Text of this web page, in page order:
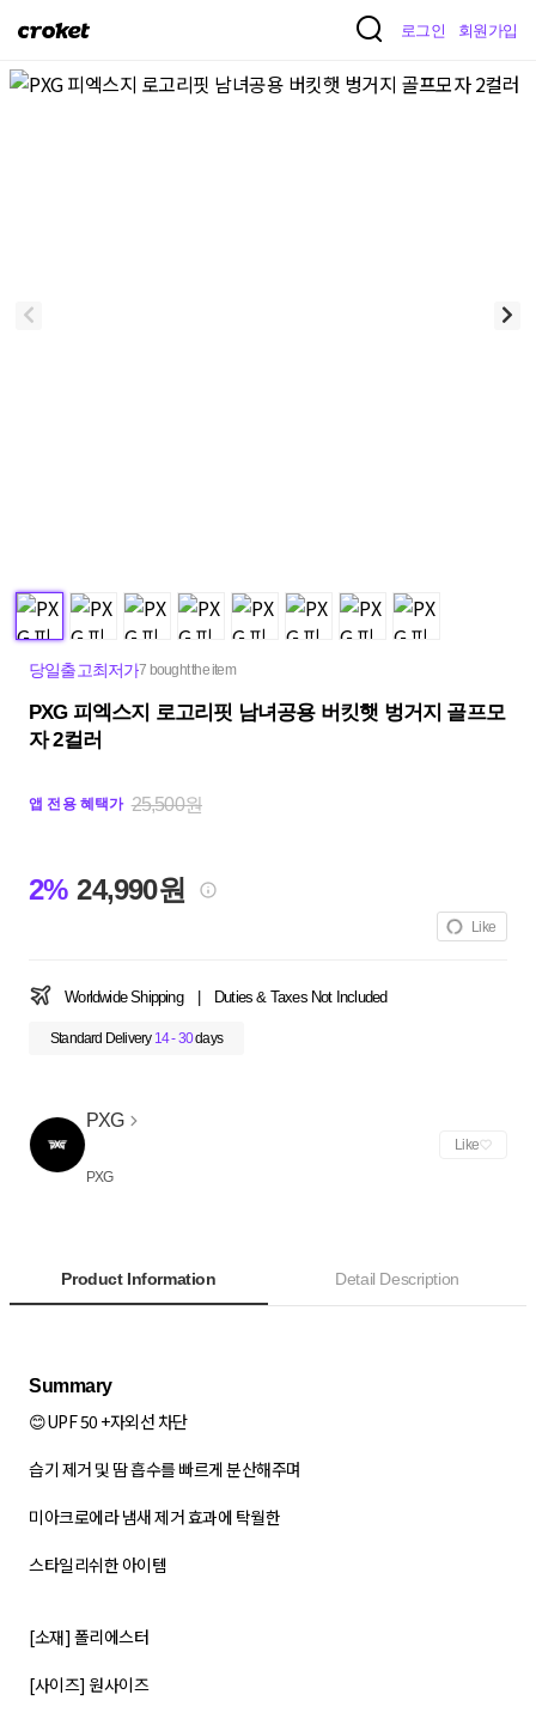
크
켓
로그인 회원가입
당일출고최저가7 bought the item
PXG 피엑스지 로고리핏 남녀공용 버킷햇 벙거지 골프모
자 2컬러
앱 전용 혜택가 25,500원
2% 24,990원
Like
Worldwide Shipping Duties & Taxes Not Included
Standard Delivery 14 - 30days
PXG
PXG
Like
Product Information Detail Description
Summary
😊UPF 50 +자외선 차단
습기 제거 및 땀 흡수를 빠르게 분산해주며
미아크로에라 냄새 제거 효과에 탁월한
스타일리쉬한 아이템
[소재] 폴리에스터
[사이즈] 원사이즈